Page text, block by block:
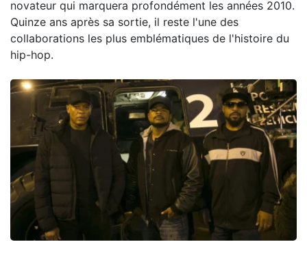
novateur qui marquera profondément les années 2010.
Quinze ans après sa sortie, il reste l'une des
collaborations les plus emblématiques de l'histoire du
hip-hop.